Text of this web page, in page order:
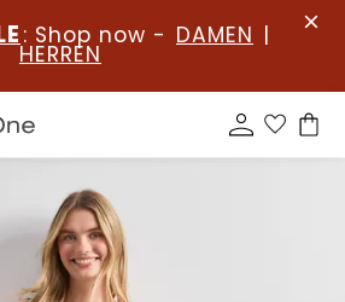
: Shop now - DAMEN |
HERREN